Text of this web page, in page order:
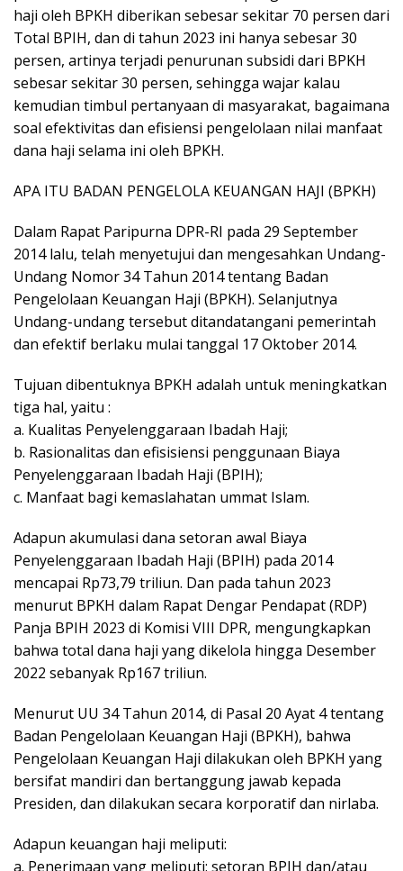
haji oleh BPKH diberikan sebesar sekitar 70 persen dari
Total BPIH, dan di tahun 2023 ini hanya sebesar 30
persen, artinya terjadi penurunan subsidi dari BPKH
sebesar sekitar 30 persen, sehingga wajar kalau
kemudian timbul pertanyaan di masyarakat, bagaimana
soal efektivitas dan efisiensi pengelolaan nilai manfaat
dana haji selama ini oleh BPKH.
APA ITU BADAN PENGELOLA KEUANGAN HAJI (BPKH)
Dalam Rapat Paripurna DPR-RI pada 29 September
2014 lalu, telah menyetujui dan mengesahkan Undang-
Undang Nomor 34 Tahun 2014 tentang Badan
Pengelolaan Keuangan Haji (BPKH). Selanjutnya
Undang-undang tersebut ditandatangani pemerintah
dan efektif berlaku mulai tanggal 17 Oktober 2014.
Tujuan dibentuknya BPKH adalah untuk meningkatkan
tiga hal, yaitu :
a. Kualitas Penyelenggaraan Ibadah Haji;
b. Rasionalitas dan efisisiensi penggunaan Biaya
Penyelenggaraan Ibadah Haji (BPIH);
c. Manfaat bagi kemaslahatan ummat Islam.
Adapun akumulasi dana setoran awal Biaya
Penyelenggaraan Ibadah Haji (BPIH) pada 2014
mencapai Rp73,79 triliun. Dan pada tahun 2023
menurut BPKH dalam Rapat Dengar Pendapat (RDP)
Panja BPIH 2023 di Komisi VIII DPR, mengungkapkan
bahwa total dana haji yang dikelola hingga Desember
2022 sebanyak Rp167 triliun.
Menurut UU 34 Tahun 2014, di Pasal 20 Ayat 4 tentang
Badan Pengelolaan Keuangan Haji (BPKH), bahwa
Pengelolaan Keuangan Haji dilakukan oleh BPKH yang
bersifat mandiri dan bertanggung jawab kepada
Presiden, dan dilakukan secara korporatif dan nirlaba.
Adapun keuangan haji meliputi:
a. Penerimaan yang meliputi: setoran BPIH dan/atau